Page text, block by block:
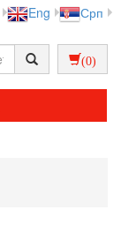
Eng Срп
(0)